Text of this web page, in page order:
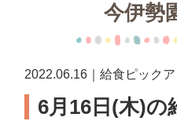
今伊勢
2022.06.16｜給食ピック
6月16日(木)の